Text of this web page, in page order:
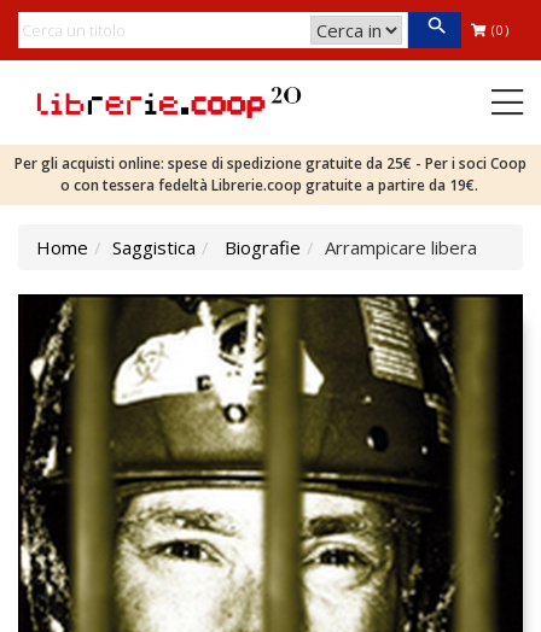
(0)
Per gli acquisti online: spese di spedizione gratuite da 25€ - Per i soci Coop
o con tessera fedeltà Librerie.coop gratuite a partire da 19€.
Home Saggistica Biografie Arrampicare libera